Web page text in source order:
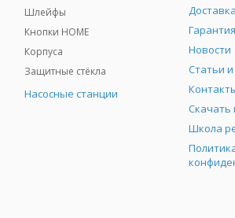
Шлейфы
Кнопки HOME
Корпуса
Защитные стёкла
Насосные станции
Новости
Статьи
Скачать
Школа